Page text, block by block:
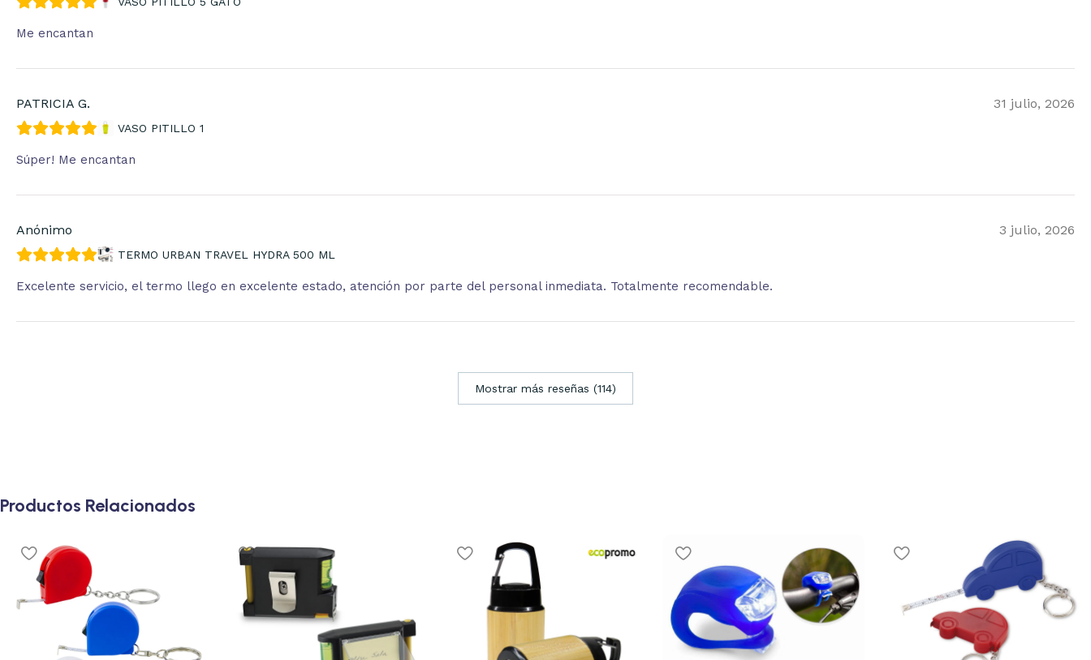
Me encantan
PATRICIA G. 31 julio, 2026
VASO PITILLO 1
Súper! Me encantan
Anónimo 3 julio, 2026
TERMO URBAN TRAVEL HYDRA 500 ML
Excelente servicio, el termo llego en excelente estado, atención por parte del personal inmediata. Totalmente recomendable.
Mostrar más reseñas (114)
Productos Relacionados